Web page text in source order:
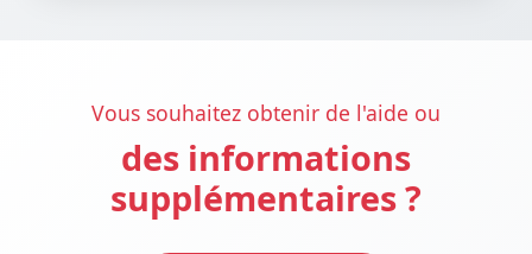
Vous souhaitez obtenir de l'aide ou
des informations
supplémentaires ?